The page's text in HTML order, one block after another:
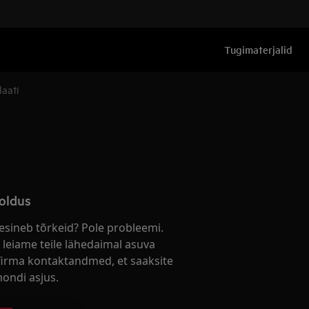
Tugimaterjalid
tõrkeid? Pole probleemi.
teile lähedaimal asuva
kontaktandmed, et saaksite
asjus.